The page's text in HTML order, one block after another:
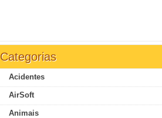
Categorias
Acidentes
AirSoft
Animais